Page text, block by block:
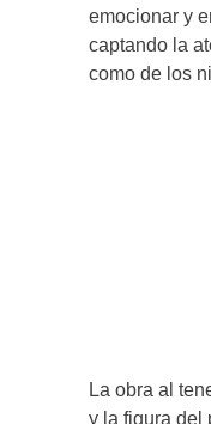
emocionar y
captando la
como de los
La obra al
y la figura del